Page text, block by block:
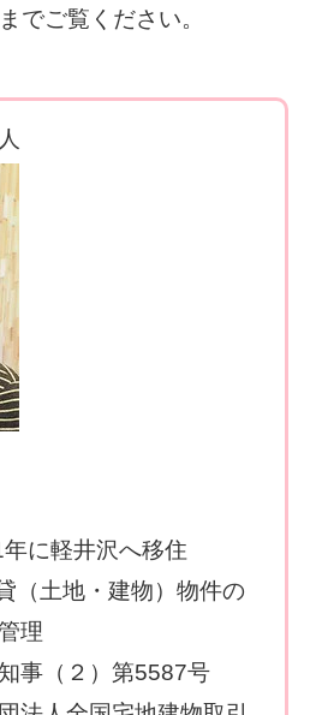
でご覧ください。
に軽井沢へ移住
（土地・建物）物件の
理
事（２）第5587号